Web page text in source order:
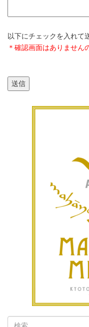
以下にチェックを入れて
＊確認画面はありません